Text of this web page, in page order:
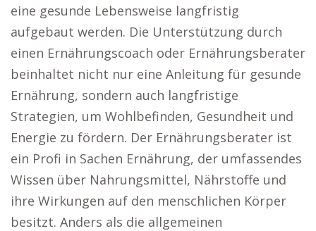
eine gesunde Lebensweise langfristig
aufgebaut werden. Die Unterstützung durch
einen Ernährungscoach oder Ernährungsberater
beinhaltet nicht nur eine Anleitung für gesunde
Ernährung, sondern auch langfristige
Strategien, um Wohlbefinden, Gesundheit und
Energie zu fördern. Der Ernährungsberater ist
ein Profi in Sachen Ernährung, der umfassendes
Wissen über Nahrungsmittel, Nährstoffe und
ihre Wirkungen auf den menschlichen Körper
besitzt. Anders als die allgemeinen